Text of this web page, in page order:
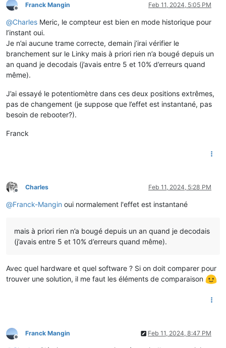
Offline
Franck Mangin Feb 11, 2024, 5:05 PM
@Charles Meric, le compteur est bien en mode historique pour
l’instant oui.
Je n’ai aucune trame correcte, demain j’irai vérifier le
branchement sur le Linky mais à priori rien n’a bougé depuis un
an quand je decodais (j’avais entre 5 et 10% d’erreurs quand
même).
J’ai essayé le potentiomètre dans ces deux positions extrêmes,
pas de changement (je suppose que l’effet est instantané, pas
besoin de rebooter?).
Franck
Offline
Charles Feb 11, 2024, 5:28 PM
@Franck-Mangin oui normalement l'effet est instantané
mais à priori rien n’a bougé depuis un an quand je decodais
(j’avais entre 5 et 10% d’erreurs quand même).
Avec quel hardware et quel software ? Si on doit comparer pour
trouver une solution, il me faut les éléments de comparaison
Offline
Franck Mangin Feb 11, 2024, 8:47 PM